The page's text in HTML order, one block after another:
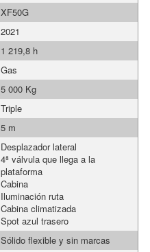
XF50G
2021
1 219,8 h
Gas
5 000 Kg
Triple
5 m
Desplazador lateral
4ª válvula que llega a la
plataforma
Cabina
Iluminación ruta
Cabina climatizada
Spot azul trasero
Sólido flexible y sin marcas